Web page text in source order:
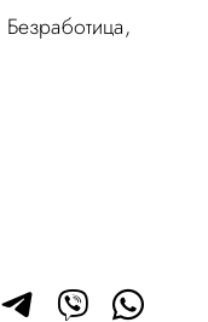
Безработица,